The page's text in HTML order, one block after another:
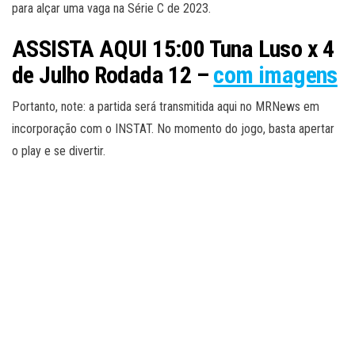
para alçar uma vaga na Série C de 2023.
ASSISTA AQUI 15:00 Tuna Luso x 4
de Julho Rodada 12 – com imagens
Portanto, note: a partida será transmitida aqui no MRNews em
incorporação com o INSTAT. No momento do jogo, basta apertar
o play e se divertir.